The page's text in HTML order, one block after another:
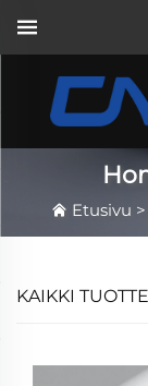
Etusivu >
KAIKKI